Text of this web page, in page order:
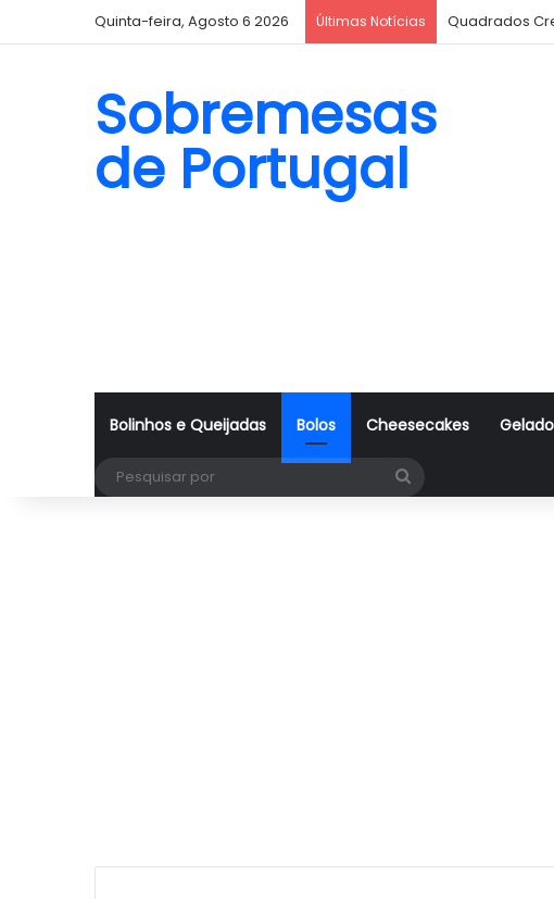
Quinta-feira, Agosto 6 2026 Últimas Notícias Quadrados
Sobremesas
de Portugal
Bolinhos e Queijadas Bolos Cheesecakes